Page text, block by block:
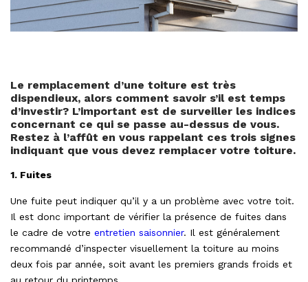
Le remplacement d’une toiture est très
dispendieux, alors comment savoir s’il est temps
d’investir? L’important est de surveiller les indices
concernant ce qui se passe au-dessus de vous.
Restez à l’affût en vous rappelant ces trois signes
indiquant que vous devez remplacer votre toiture.
1. Fuites
Une fuite peut indiquer qu’il y a un problème avec votre toit.
Il est donc important de vérifier la présence de fuites dans
le cadre de votre entretien saisonnier. Il est généralement
recommandé d’inspecter visuellement la toiture au moins
deux fois par année, soit avant les premiers grands froids et